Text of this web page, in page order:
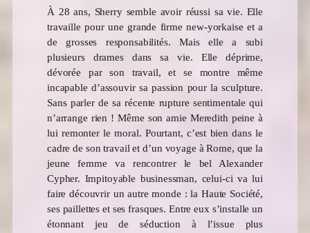
À 28 ans, Sherry semble avoir réussi sa vie. Elle
travaille pour une grande firme new-yorkaise et a
de grosses responsabilités. Mais elle a subi
plusieurs drames dans sa vie. Elle déprime,
dévorée par son travail, et se montre même
incapable d’assouvir sa passion pour la sculpture.
Sans parler de sa récente rupture sentimentale qui
n’arrange rien ! Même son amie Meredith peine à
lui remonter le moral. Pourtant, c’est bien dans le
cadre de son travail et d’un voyage à Rome, que la
jeune femme va rencontrer le bel Alexander
Cypher. Impitoyable businessman, celui-ci va lui
faire découvrir un autre monde : la Haute Société,
ses paillettes et ses frasques. Entre eux s’installe un
étonnant jeu de séduction à l’issue plus